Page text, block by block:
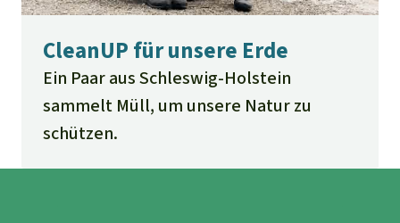
CleanUP für unsere Erde
Ein Paar aus Schleswig-Holstein
sammelt Müll, um unsere Natur zu
schützen.